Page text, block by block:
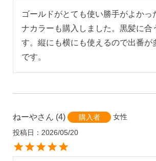
ゴールドがとても使い勝手がよかっ
ナカラーも購入しました。黒髪に合
す。縦にも横にも使えるので出番が
です。
ねーや 4 購入者
女性
投稿日
2026/05/20